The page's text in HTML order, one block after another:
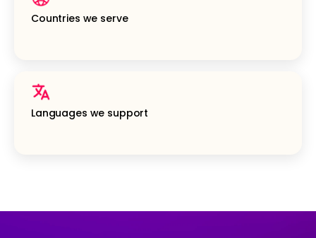
Countries we serve
Languages we support